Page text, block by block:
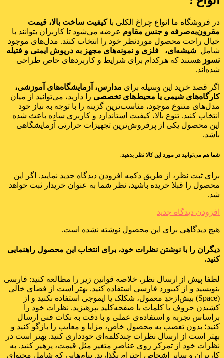
در فروشگاه ما انواع چراغ الکلی باکیفیت ساخت بالا، قیمت
مقرون‌به‌صرفه و جنس مقاوم عرضه می‌شود تا کاربران بتوانند با
خیال راحت محصول موردنظر خود را انتخاب کنند. مدل‌های موجود
شامل شیشه‌ای، فلزی و نمونه‌های مجهز به درپوش ایمنی و فتیله
نسوز هستند که هرکدام برای شرایط و کاربردهای خاص طراحی
شده‌اند.
اگر قصد خرید این وسیله برای مدارس، آزمایشگاه‌های آموزشی،
کارگاه‌های شیمی یا محیط‌های تخصصی را دارید، می‌توانید از میان
مدل‌های متنوع موجود، مناسب‌ترین گزینه را با توجه به نیاز خود
انتخاب کنید. تنوع بالا، کیفیت استاندارد و کاربری ساده باعث شده
این محصول یکی از پرفروش‌ترین تجهیزات حرارتی آزمایشگاهی
باشد.
شما هم می‌توانید در مورد این کالا نظر بدهید.
برای ثبت نظر، از طریق دکمه افزودن دیدگاه جدید نمایید. اگر این
محصول را قبلا خریده باشید، نظر شما به عنوان خریدار ثبت خواهد
شد.
افزودن دیدگاه جدید
هیچ دیدگاهی برای این محصول نوشته نشده است.
دیگران را با نوشتن نظرات خود، برای انتخاب این محصول راهنمایی
کنید.
لطفا پیش از ارسال نظر، خلاصه قوانین زیر را مطالعه کنید: فارسی
بنویسید و از کیبورد فارسی استفاده کنید. بهتر است از فضای خالی
(Space) بیش‌از‌حدِ معمول، شکلک یا ایموجی استفاده نکنید و از
کشیدن حروف یا کلمات با صفحه‌کلید بپرهیزید. نظرات خود را
براساس تجربه و استفاده‌ی عملی و با دقت به نکات فنی ارسال
کنید؛ بدون تعصب به محصول خاص، مزایا و معایب را بازگو کنید و
بهتر است از ارسال نظرات چندکلمه‌‌ای خودداری کنید. بهتر است در
نظرات خود از تمرکز روی عناصر متغیر مثل قیمت، پرهیز کنید. به
کاربران و سایر اشخاص احترام بگذارید. پیام‌هایی که شامل محتوای